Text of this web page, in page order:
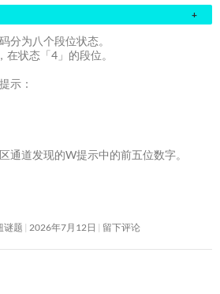
+
分为八个段位状态。
状态「4」的段位。
示：
通道发现的W提示中的前五位数字。
谜题 2026年7月12日 留下评论